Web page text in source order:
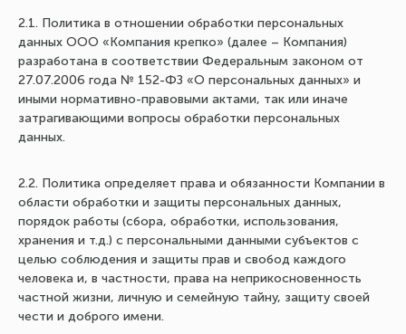
2.1. Политика в отношении обработки персональных
данных ООО «Компания крепко» (далее – Компания)
разработана в соответствии Федеральным законом от
27.07.2006 года № 152-ФЗ «О персональных данных» и
иными нормативно-правовыми актами, так или иначе
затрагивающими вопросы обработки персональных
данных.
2.2. Политика определяет права и обязанности Компании в
области обработки и защиты персональных данных,
порядок работы (сбора, обработки, использования,
хранения и т.д.) с персональными данными субъектов с
целью соблюдения и защиты прав и свобод каждого
человека и, в частности, права на неприкосновенность
частной жизни, личную и семейную тайну, защиту своей
чести и доброго имени.